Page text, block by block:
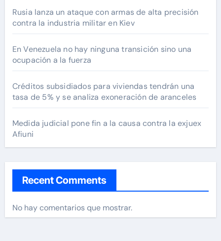
Rusia lanza un ataque con armas de alta precisión
contra la industria militar en Kiev
En Venezuela no hay ninguna transición sino una
ocupación a la fuerza
Créditos subsidiados para viviendas tendrán una
tasa de 5% y se analiza exoneración de aranceles
Medida judicial pone fin a la causa contra la exjuex
Afiuni
Recent Comments
No hay comentarios que mostrar.